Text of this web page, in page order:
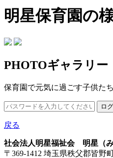
明星保育園の
PHOTOギャラリー
保育園で元気に過ごす子供た
戻る
社会法人明星福祉会 明星（
〒369-1412 埼玉県秩父郡皆野